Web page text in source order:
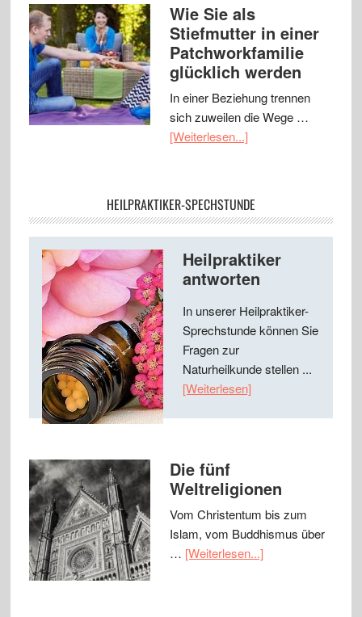
Wie Sie als
Stiefmutter in einer
Patchworkfamilie
glücklich werden
In einer Beziehung trennen
sich zuweilen die Wege …
[Weiterlesen...]
HEILPRAKTIKER-SPECHSTUNDE
Heilpraktiker
antworten
In unserer Heilpraktiker-
Sprechstunde können Sie
Fragen zur
Naturheilkunde stellen ...
[Weiterlesen]
Die fünf
Weltreligionen
Vom Christentum bis zum
Islam, vom Buddhismus über
… [Weiterlesen...]